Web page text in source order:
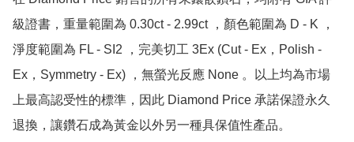
級證書，重量範圍為 0.30ct - 2.99ct ，顏色範圍為 D - K ，
淨度範圍為 FL - SI2 ，完美切工 3Ex (Cut - Ex，Polish -
Ex，Symmetry - Ex) ，無螢光反應 None 。以上均為市場
上最高認受性的標準，因此 Diamond Price 承諾保證永久
退換，讓鑽石成為黃金以外另一種具保值性產品。